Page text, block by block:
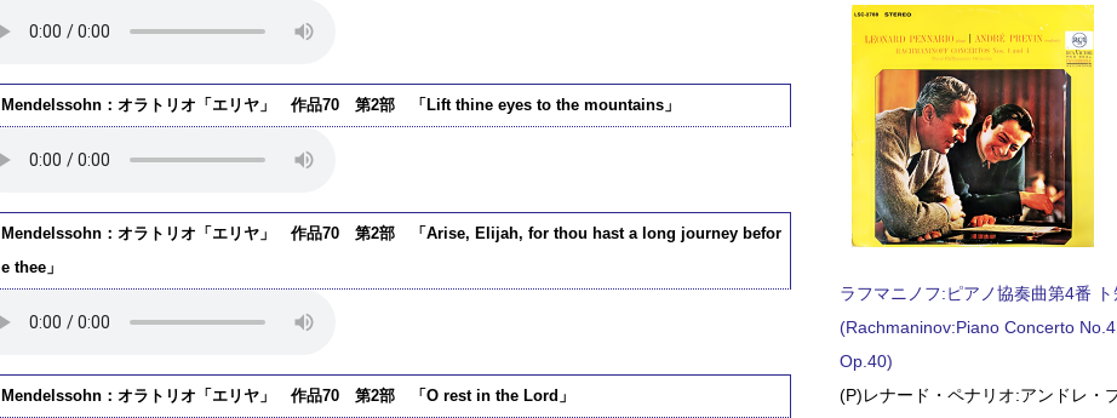
Mendelssohn：オラトリオ「エリヤ」 作品70 第2部 「Lift thine eyes to the mountains」
Mendelssohn：オラトリオ「エリヤ」 作品70 第2部 「Arise, Elijah, for thou hast a long journey befor
e thee」
Mendelssohn：オラトリオ「エリヤ」 作品70 第2部 「O rest in the Lord」
ラフマニノフ:ピアノ協奏曲第4番
(Rachmaninov:Piano Concerto
Op.40)
(P)レナード・ペナリオ:アンドレ・